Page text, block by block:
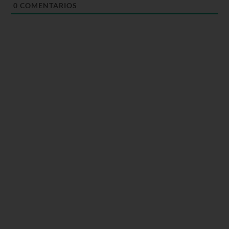
0 COMENTARIOS